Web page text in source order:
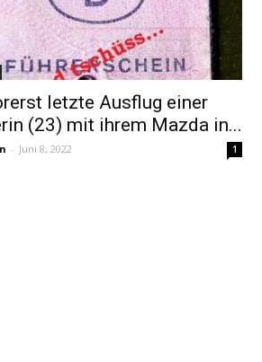
letzte Ausflug einer
(23) mit ihrem Mazda in...
- Juni 8, 2022 1